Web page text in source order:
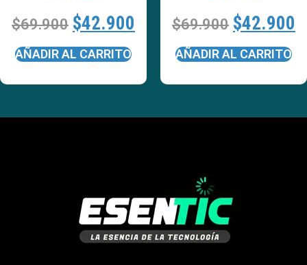
$69.900 $42.900
AÑADIR AL CARRITO
$69.900 $42.900
AÑADIR AL CARRITO